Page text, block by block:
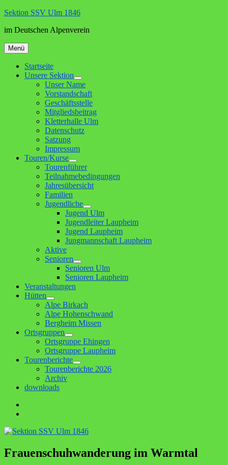
Zum
springen
Sektion SSV Ulm 1846
im Deutschen Alpenverein
Menü
Startseite
Unsere Sektion
Untermenü
anzeigen
Unser Name
Vorstandschaft
Geschäftsstelle
Mitgliedsbeitrag
Kletterhalle Ulm
Datenschutz
Satzung
Impressum
Touren/Kurse
Untermenü
anzeigen
Tourenführer
Teilnahmebedingungen
Jahresübersicht
Familien
Jugendliche
Untermenü
anzeigen
Jugend Ulm
Jugendleiter Laupheim
Jugend Laupheim
Jungmannschaft Laupheim
Aktive
Senioren
Untermenü
anzeigen
Senioren Ulm
Senioren Laupheim
Veranstaltungen
Hütten
Untermenü
anzeigen
Alpe Birkach
Alpe Hohenschwand
Bergheim Missen
Ortsgruppen
Untermenü
anzeigen
Ortsgruppe Ehingen
Ortsgruppe Laupheim
Tourenberichte
Untermenü
anzeigen
Tourenberichte 2026
Archiv
downloads
Frauenschuhwanderung im Warmtal